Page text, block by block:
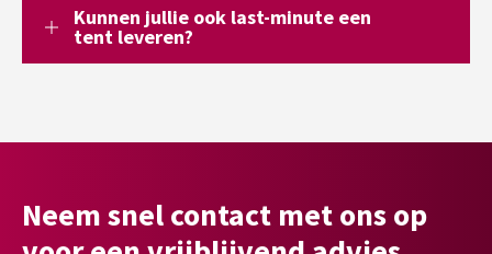
Kunnen jullie ook last-minute een
tent leveren?
Neem snel contact met ons op